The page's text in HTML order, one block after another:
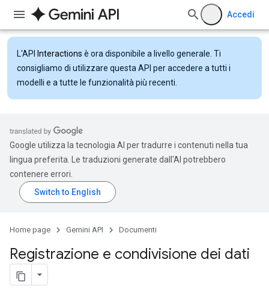
Accedi
L'API Interactions è ora disponibile a livello generale. Ti
consigliamo di utilizzare questa API per accedere a tutti i
modelli e a tutte le funzionalità più recenti.
Google utilizza la tecnologia AI per tradurre i contenuti nella tua
lingua preferita. Le traduzioni generate dall'AI potrebbero
contenere errori.
Home page Gemini API Documenti
Registrazione e condivisione dei dati